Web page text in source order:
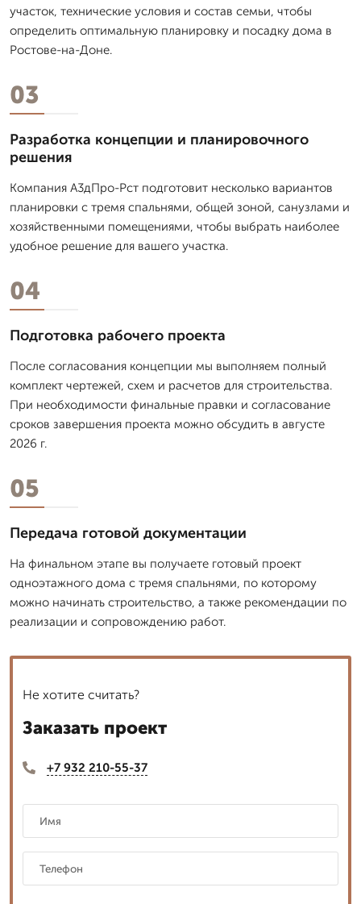
участок, технические условия и состав семьи, чтобы
определить оптимальную планировку и посадку дома в
Ростове-на-Доне.
03
Разработка концепции и планировочного
решения
Компания А3дПро-Рст подготовит несколько вариантов
планировки с тремя спальнями, общей зоной, санузлами и
хозяйственными помещениями, чтобы выбрать наиболее
удобное решение для вашего участка.
04
Подготовка рабочего проекта
После согласования концепции мы выполняем полный
комплект чертежей, схем и расчетов для строительства.
При необходимости финальные правки и согласование
сроков завершения проекта можно обсудить в августе
2026 г.
05
Передача готовой документации
На финальном этапе вы получаете готовый проект
одноэтажного дома с тремя спальнями, по которому
можно начинать строительство, а также рекомендации по
реализации и сопровождению работ.
Не хотите считать?
Заказать проект
+7 932 210-55-37